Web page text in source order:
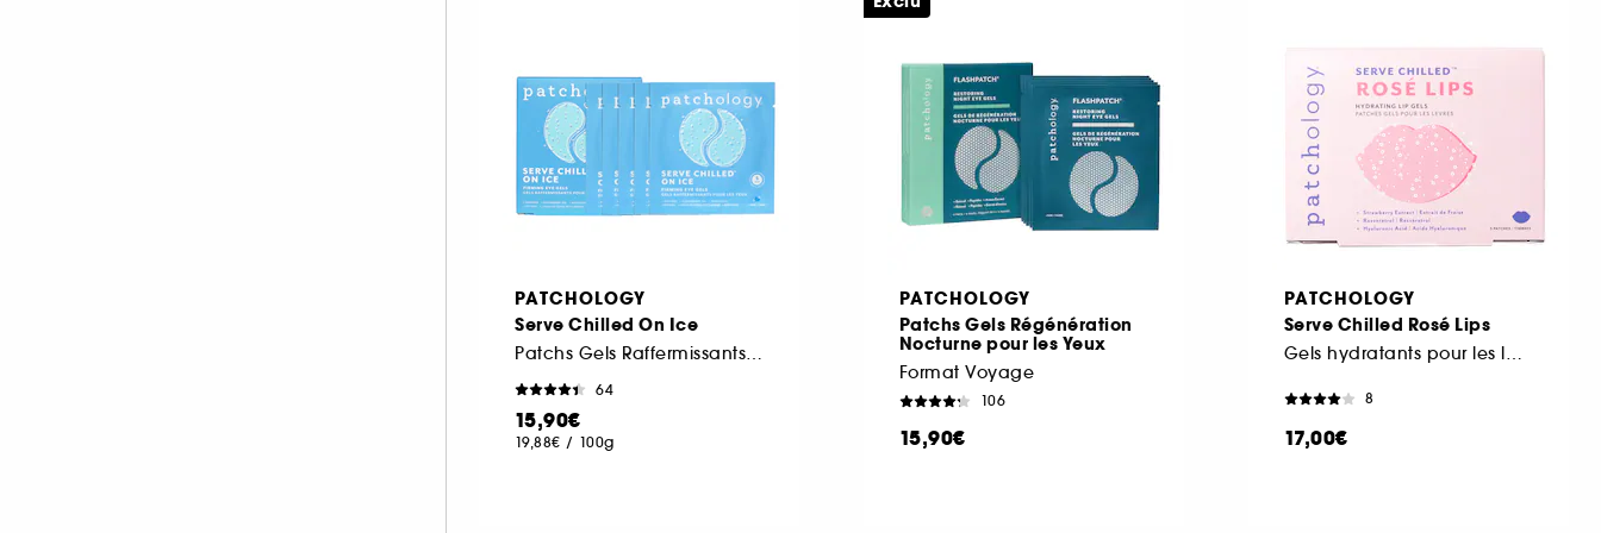
PATCHOLOGY
Serve Chilled On Ice
Patchs Gels Raffermissants Pour Les Yeux
64
15,90€
19,88€ / 100g
PATCHOLOGY
Patchs Gels Régénération
Nocturne pour les Yeux
Format Voyage
106
15,90€
PATCHOLOGY
Serve Chilled Rosé Lips
Gels hydratants pour les lèvres
8
17,00€